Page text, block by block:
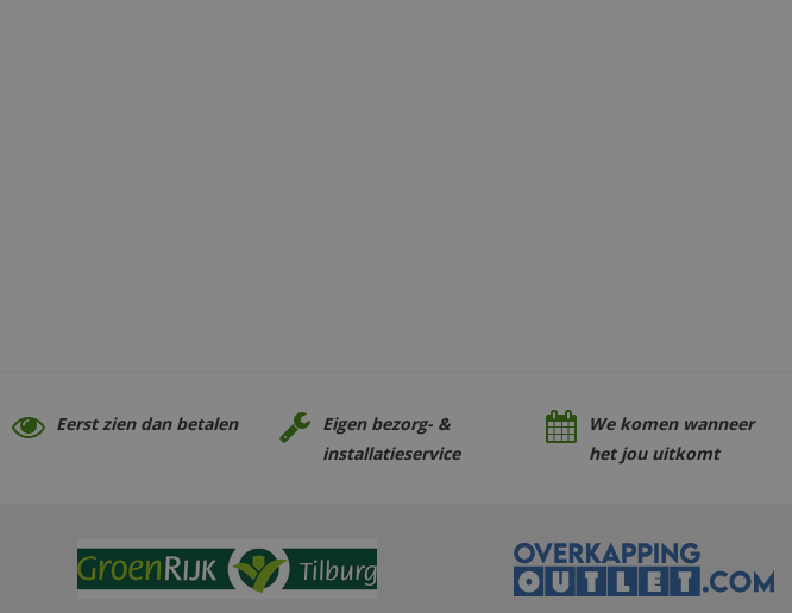
Eerst zien dan betalen
Eigen bezorg- &
installatieservice
We komen wanneer
het jou uitkomt